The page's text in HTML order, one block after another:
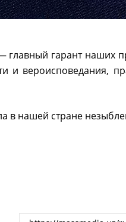
гарант наших
и вероисповедания,
в нашей стране